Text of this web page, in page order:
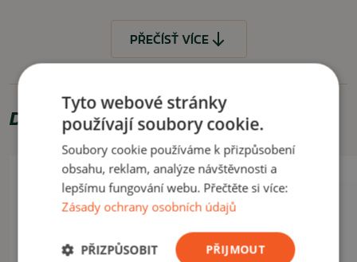
univerzální velikost (nastavuje se poutkem na suchý zip v zadní
VYUŽITÍ
Vhodné pro běžné, každodenní nošení.
ČÍST MÉNĚ
PŘEČÍSŤ VÍCE
Doporučujeme zakoupit
Akce -11%
Letní výprodej
Tyto webové stránky
používají soubory cookie.
Soubory cookie používáme k přizpůsobení
obsahu, reklam, analýze návštěvnosti a
lepšímu fungování webu. Přečtěte si více:
Zásady ochrany osobních údajů
PŘIJMOUT
PŘIZPŮSOBIT